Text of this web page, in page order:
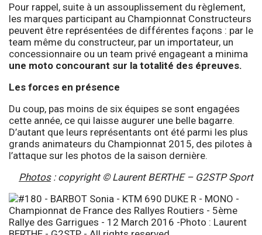
Pour rappel, suite à un assouplissement du règlement,
les marques participant au Championnat Constructeurs
peuvent être représentées de différentes façons : par le
team même du constructeur, par un importateur, un
concessionnaire ou un team privé engageant a minima
une moto concourant sur la totalité des épreuves.
Les forces en présence
Du coup, pas moins de six équipes se sont engagées
cette année, ce qui laisse augurer une belle bagarre.
D’autant que leurs représentants ont été parmi les plus
grands animateurs du Championnat 2015, des pilotes à
l’attaque sur les photos de la saison dernière.
Photos: copyright © Laurent BERTHE – G2STP Sport